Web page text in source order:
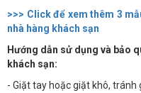
>>> Click để xem thêm 3
nhà hàng khách sạn
Hướng dẫn sử dụng và bảo
khách sạn:
- Giặt tay hoặc giặt khô,